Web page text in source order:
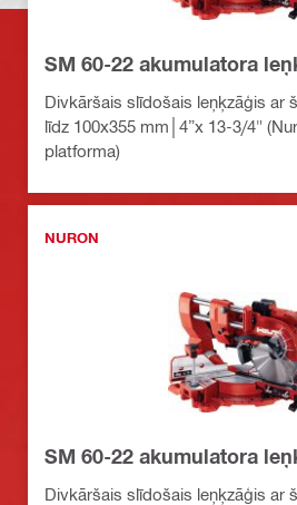
SM 60-22 akumulatora
Divkāršais slīdošais leņķzāģis ar
līdz 100x355 mm│4”x 13-3/4"
platforma)
NURON
SM 60-22 akumulatora
Divkāršais slīdošais leņķzāģis ar